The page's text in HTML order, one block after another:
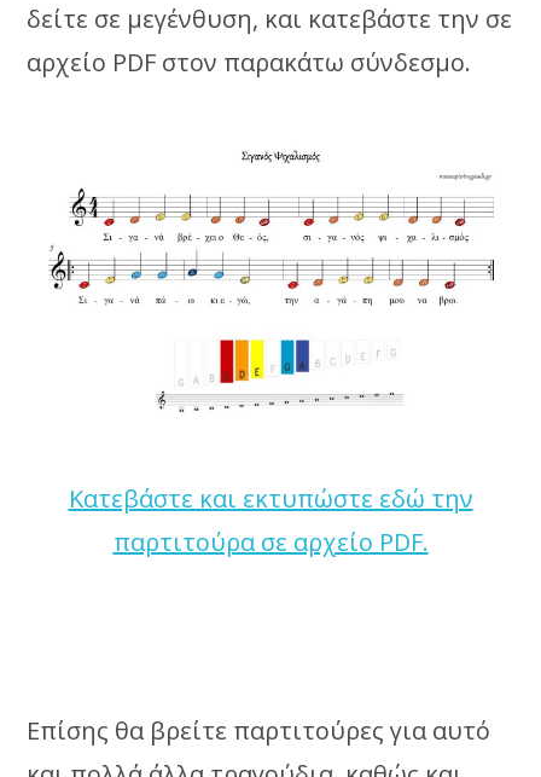
δείτε σε μεγένθυση, και κατεβάστε την σε
αρχείο PDF στον παρακάτω σύνδεσμο.
Κατεβάστε και εκτυπώστε εδώ την
παρτιτούρα σε αρχείο PDF.
Επίσης θα βρείτε παρτιτούρες για αυτό